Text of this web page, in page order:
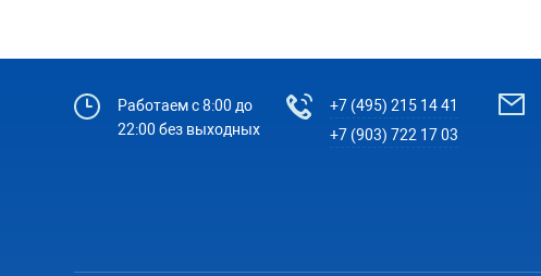
Работаем с 8:00 до
22:00 без выходных
+7 (495) 215 14 41
+7 (903) 722 17 03